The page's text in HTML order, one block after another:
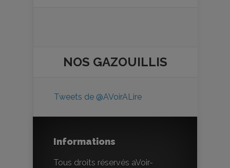
NOS GAZOUILLIS
Tweets de @AVoirALire
Informations
Tous droits réservés aVoir-